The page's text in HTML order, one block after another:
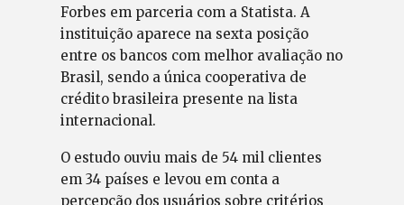
Forbes em parceria com a Statista. A
instituição aparece na sexta posição
entre os bancos com melhor avaliação no
Brasil, sendo a única cooperativa de
crédito brasileira presente na lista
internacional.
O estudo ouviu mais de 54 mil clientes
em 34 países e levou em conta a
percepção dos usuários sobre critérios